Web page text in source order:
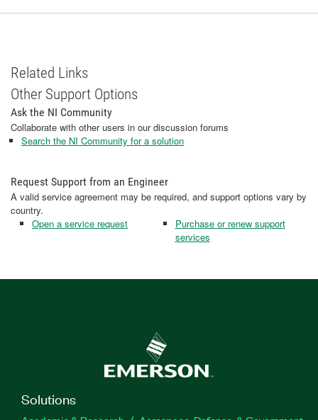
Related Links
Other Support Options
Ask the NI Community
Collaborate with other users in our discussion forums
Search the NI Community for a solution
Request Support from an Engineer
A valid service agreement may be required, and support options vary by
country.
Open a service request
Purchase or renew support
services
Solutions